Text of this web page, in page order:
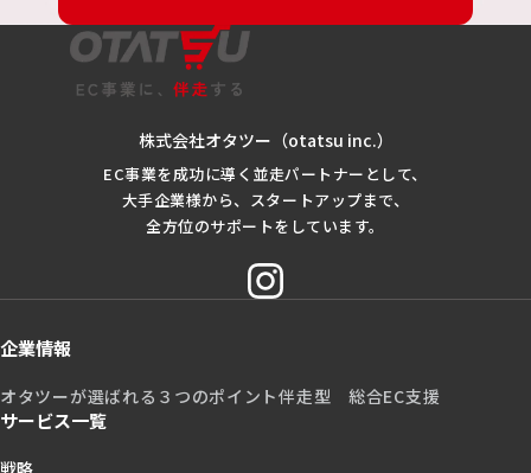
株式会社オタツー（otatsu inc.）
EC事業を成功に導く並走パートナーとして、
大手企業様から、スタートアップまで、
全方位のサポートをしています。
企業情報
オタツーが選ばれる３つのポイント伴走型 総合EC支援
サービス一覧
戦略